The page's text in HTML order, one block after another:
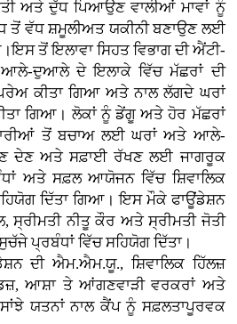
ਅਤੇ ਦੁੱਧ ਪਿਆਉਣ ਵਾਲੀਆਂ ਮਾਵਾਂ ਨੂੰ
ਵੱਧ ਸ਼ਮੂਲੀਅਤ ਯਕੀਨੀ ਬਣਾਉਣ ਲਈ
ਤੋਂ ਇਲਾਵਾ ਸਿਹਤ ਵਿਭਾਗ ਦੀ ਐਂਟੀ-
ਦੁਆਲੇ ਦੇ ਇਲਾਕੇ ਵਿੱਚ ਮੱਛਰਾਂ ਦੀ
ਕੀਤਾ ਗਿਆ ਅਤੇ ਨਾਲ ਲੱਗਦੇ ਘਰਾਂ
ਗਿਆ। ਲੋਕਾਂ ਨੂੰ ਡੇਂਗੂ ਅਤੇ ਹੋਰ ਮੱਛਰਾਂ
ਤੋਂ ਬਚਾਅ ਲਈ ਘਰਾਂ ਅਤੇ ਆਲੇ-
ਦੇਣ ਅਤੇ ਸਫ਼ਾਈ ਰੱਖਣ ਲਈ ਜਾਗਰੂਕ
ਅਤੇ ਸਫ਼ਲ ਆਯੋਜਨ ਵਿੱਚ ਸ਼ਿਵਾਲਿਕ
ਦਿੱਤਾ ਗਿਆ। ਇਸ ਮੌਕੇ ਫਾਊਂਡੇਸ਼ਨ
ਸ੍ਰੀਮਤੀ ਨੀਤੂ ਕੌਰ ਅਤੇ ਸ੍ਰੀਮਤੀ ਜੋਤੀ
ਪ੍ਰਬੰਧਾਂ ਵਿੱਚ ਸਹਿਯੋਗ ਦਿੱਤਾ।
ਦੀ ਐਮ.ਐਮ.ਯੂ., ਸ਼ਿਵਾਲਿਕ ਹਿੱਲਜ਼
ਆਸ਼ਾ ਤੇ ਆਂਗਣਵਾੜੀ ਵਰਕਰਾਂ ਅਤੇ
ਯਤਨਾਂ ਨਾਲ ਕੈਂਪ ਨੂੰ ਸਫ਼ਲਤਾਪੂਰਵਕ